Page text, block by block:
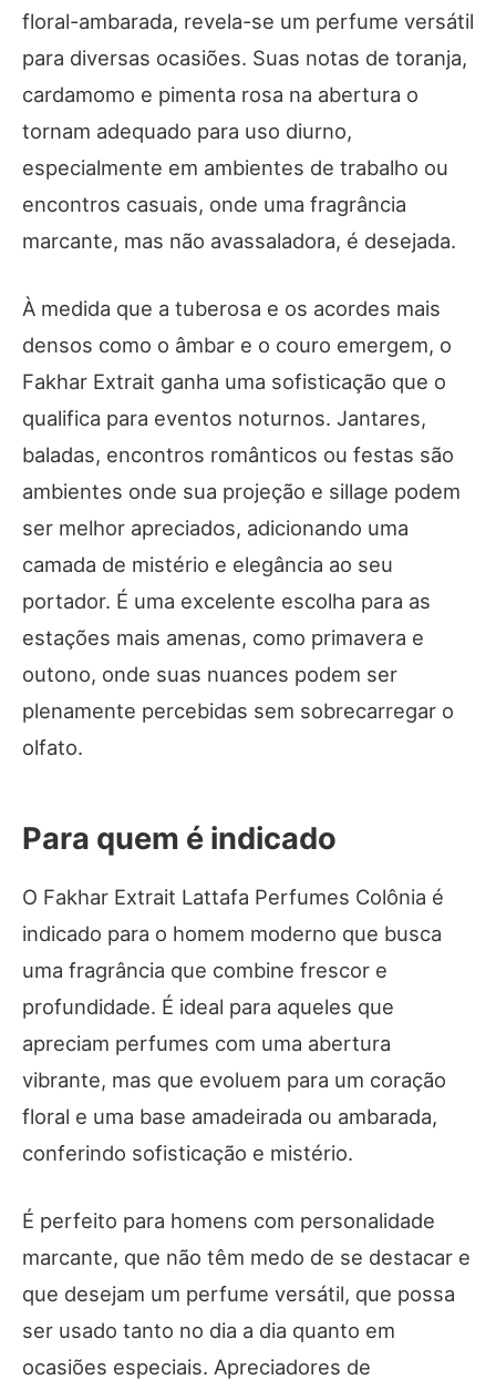
floral-ambarada, revela-se um perfume versátil
para diversas ocasiões. Suas notas de toranja,
cardamomo e pimenta rosa na abertura o
tornam adequado para uso diurno,
especialmente em ambientes de trabalho ou
encontros casuais, onde uma fragrância
marcante, mas não avassaladora, é desejada.
À medida que a tuberosa e os acordes mais
densos como o âmbar e o couro emergem, o
Fakhar Extrait ganha uma sofisticação que o
qualifica para eventos noturnos. Jantares,
baladas, encontros românticos ou festas são
ambientes onde sua projeção e sillage podem
ser melhor apreciados, adicionando uma
camada de mistério e elegância ao seu
portador. É uma excelente escolha para as
estações mais amenas, como primavera e
outono, onde suas nuances podem ser
plenamente percebidas sem sobrecarregar o
olfato.
Para quem é indicado
O Fakhar Extrait Lattafa Perfumes Colônia é
indicado para o homem moderno que busca
uma fragrância que combine frescor e
profundidade. É ideal para aqueles que
apreciam perfumes com uma abertura
vibrante, mas que evoluem para um coração
floral e uma base amadeirada ou ambarada,
conferindo sofisticação e mistério.
É perfeito para homens com personalidade
marcante, que não têm medo de se destacar e
que desejam um perfume versátil, que possa
ser usado tanto no dia a dia quanto em
ocasiões especiais. Apreciadores de